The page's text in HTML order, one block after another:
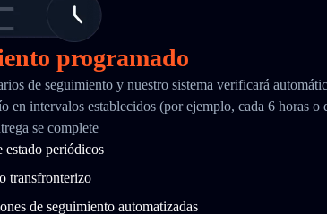
programado
de seguimiento y nuestro sistema verificará
en intervalos establecidos (por ejemplo, cada 6 horas o
se complete
estado periódicos
transfronterizo
de seguimiento automatizadas